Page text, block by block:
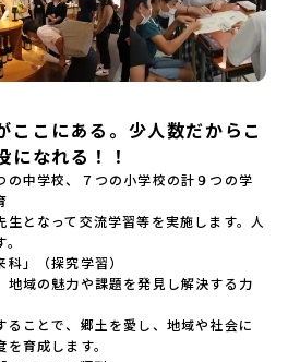
ここにある。少人数だからこ
になれる！！
の中学校、７つの小学校の計９つの学
なって交流学習等を実施します。人
」（探究学習）
域の魅力や課題を発見し解決する力
とで、郷土を愛し、地域や社会に
育成します。